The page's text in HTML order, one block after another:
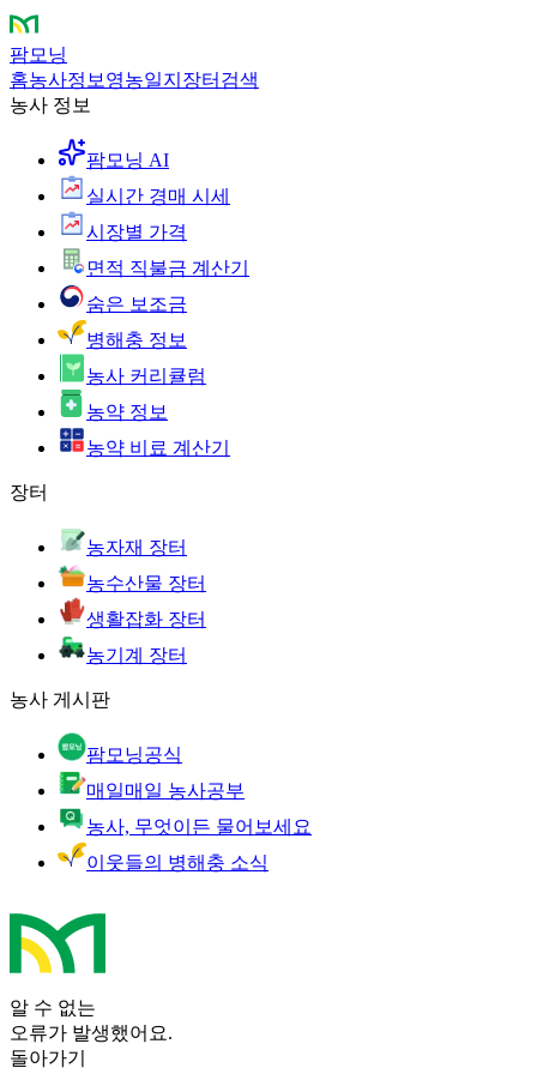
팜모닝
홈농사정보 영농일지 장터 검색
농사 정보
팜모닝 AI
실시간 경매 시세
시장별 가격
면적 직불금 계산기
숨은 보조금
병해충 정보
농사 커리큘럼
농약 정보
농약 비료 계산기
장터
농자재 장터
농수산물 장터
생활잡화 장터
농기계 장터
농사 게시판
팜모닝공식
매일매일 농사공부
농사, 무엇이든 물어보세요
이웃들의 병해충 소식
알 수 없는
오류가 발생했어요.
돌아가기